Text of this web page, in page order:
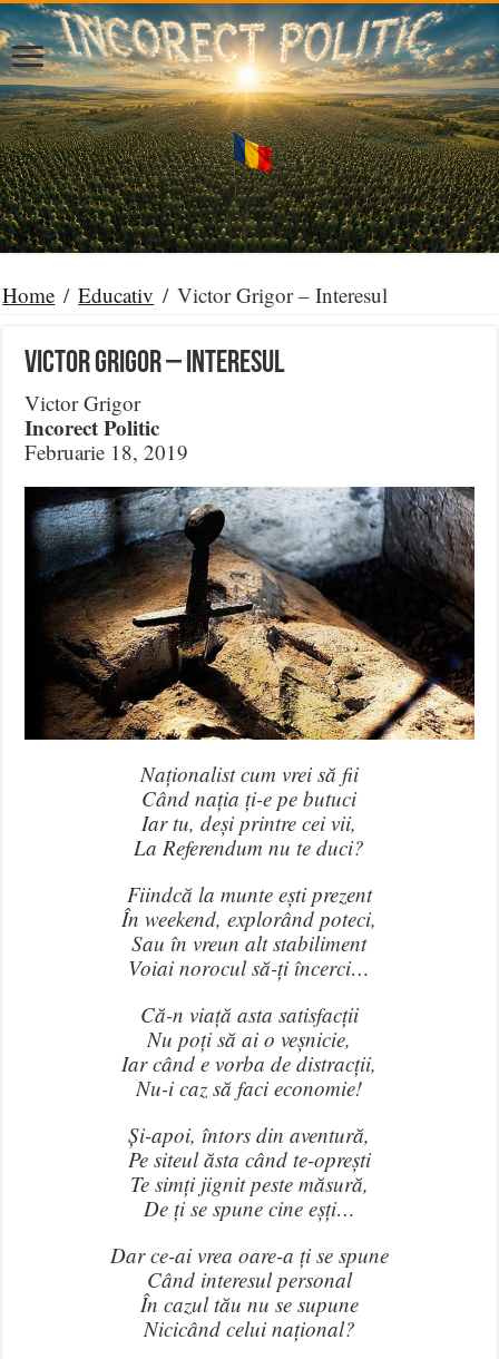
Home / Educativ / Victor Grigor – Interesul
Victor Grigor – Interesul
Victor Grigor
Incorect Politic
Februarie 18, 2019
Naționalist cum vrei să fii
Când nația ți-e pe butuci
Iar tu, deși printre cei vii,
La Referendum nu te duci?
Fiindcă la munte ești prezent
În weekend, explorând poteci,
Sau în vreun alt stabiliment
Voiai norocul să-ți încerci…
Că-n viață asta satisfacții
Nu poți să ai o veșnicie,
Iar când e vorba de distracții,
Nu-i caz să faci economie!
Și-apoi, întors din aventură,
Pe siteul ăsta când te-oprești
Te simți jignit peste măsură,
De ți se spune cine eșți…
Dar ce-ai vrea oare-a ți se spune
Când interesul personal
În cazul tău nu se supune
Nicicând celui național?